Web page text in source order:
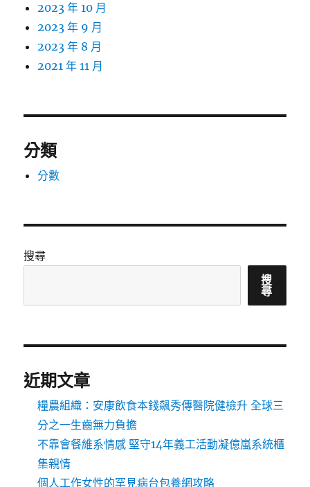
2023 年 10 月
2023 年 9 月
2023 年 8 月
2021 年 11 月
分類
分數
搜尋
搜
尋
近期文章
糧農組織：安康飲食本錢飆秀傳醫院健檢升 全球三
分之一生齒無力負擔
不靠會餐維系情感 堅守14年義工活動凝億嵐系統櫃
集親情
個人工作女性的罕見病台包養網攻略